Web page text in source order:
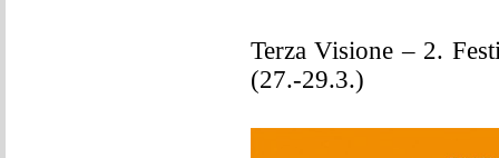
Terza Visione – 2.
(27.-29.3.)